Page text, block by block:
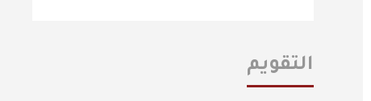
التقويم